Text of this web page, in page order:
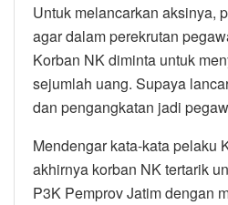
Untuk melancarkan aksinya,
agar dalam perekrutan
Korban NK diminta untuk
sejumlah uang. Supaya
dan pengangkatan jadi
Mendengar kata-kata pelaku
akhirnya korban NK tertarik
P3K Pemprov Jatim dengan